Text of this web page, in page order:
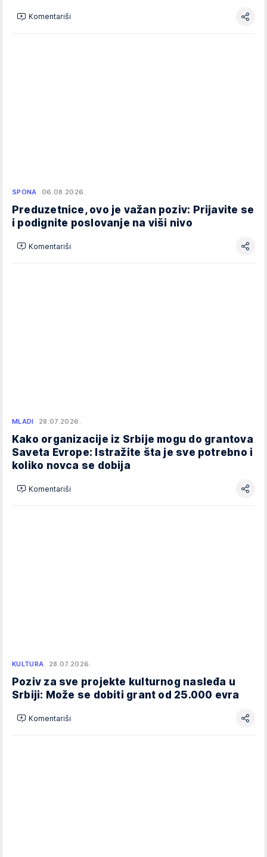
Komentariši
SPONA 06.08.2026.
Preduzetnice, ovo je važan poziv: Prijavite se
i podignite poslovanje na viši nivo
Komentariši
MLADI 28.07.2026.
Kako organizacije iz Srbije mogu do grantova
Saveta Evrope: Istražite šta je sve potrebno i
koliko novca se dobija
Komentariši
KULTURA 28.07.2026.
Poziv za sve projekte kulturnog nasleđa u
Srbiji: Može se dobiti grant od 25.000 evra
Komentariši